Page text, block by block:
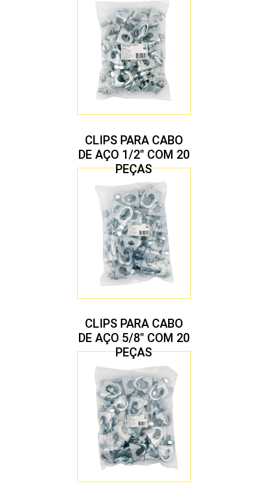
CLIPS PARA CABO
DE AÇO 1/2″ COM 20
PEÇAS
CLIPS PARA CABO
DE AÇO 5/8″ COM 20
PEÇAS